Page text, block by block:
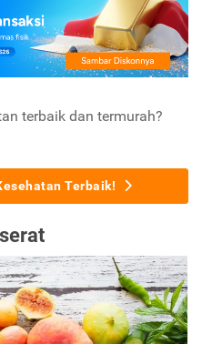
terbaik dan termurah?
Terbaik!